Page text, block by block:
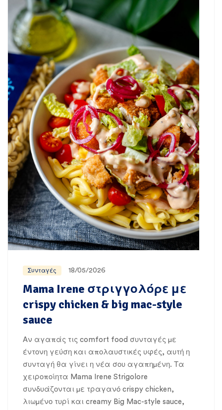
Συνταγές 18/05/2026
Mama Irene στριγγολόρε με
crispy chicken & big mac-style
sauce
Αν αγαπάς τις comfort food συνταγές με
έντονη γεύση και απολαυστικές υφές, αυτή η
συνταγή θα γίνει η νέα σου αγαπημένη. Τα
χειροποίητα Mama Irene Strigolore
συνδυάζονται με τραγανό crispy chicken,
λιωμένο τυρί και creamy Big Mac-style sauce,